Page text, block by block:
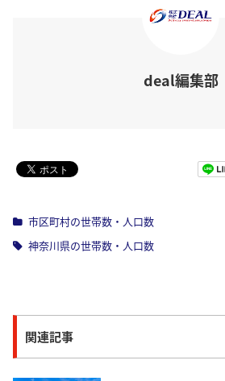
deal編集部
市区町村の世帯数・人口数
神奈川県の世帯数・人口数
関連記事